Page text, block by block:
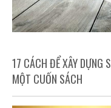
17 CÁCH ĐỂ XÂY DỰNG
MỘT CUỐN SÁCH